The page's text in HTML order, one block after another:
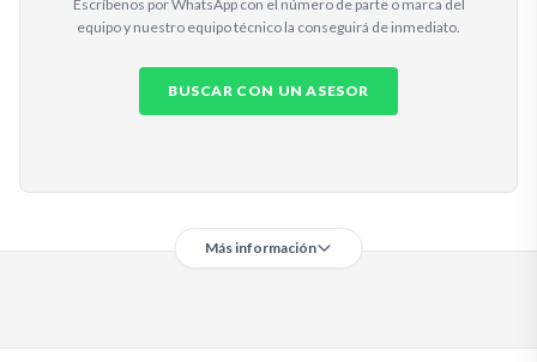
Escríbenos por WhatsApp con el número de parte o marca del
equipo y nuestro equipo técnico la conseguirá de inmediato.
BUSCAR CON UN ASESOR
Más información